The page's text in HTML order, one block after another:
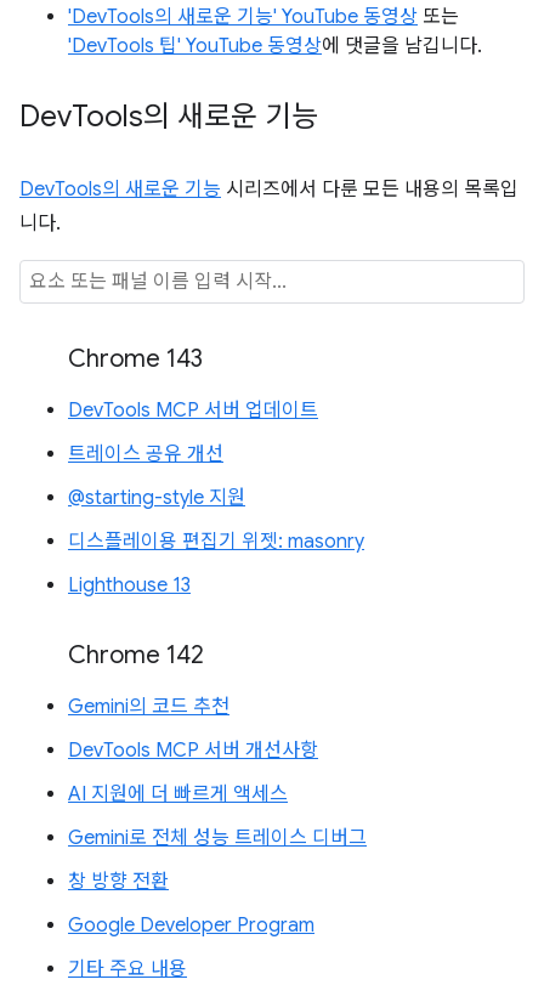
'DevTools의 새로운 기능' YouTube 동영상 또는
'DevTools 팁' YouTube 동영상에 댓글을 남깁니다.
DevTools의 새로운 기능
DevTools의 새로운 기능 시리즈에서 다룬 모든 내용의 목록입
니다.
Chrome 143
DevTools MCP 서버 업데이트
트레이스 공유 개선
@starting-style 지원
디스플레이용 편집기 위젯: masonry
Lighthouse 13
Chrome 142
Gemini의 코드 추천
DevTools MCP 서버 개선사항
AI 지원에 더 빠르게 액세스
Gemini로 전체 성능 트레이스 디버그
창 방향 전환
Google Developer Program
기타 주요 내용